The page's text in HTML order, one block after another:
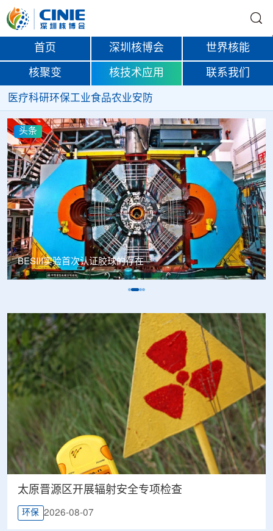
首页 深圳核博会 世界核能
核聚变 核技术应用 联系我们
医疗科研环保工业食品农业安防
头条
Thor Medical从AlphaOne首次交付高纯度钍-228，商业供货
启动
太原晋源区开展辐射安全专项检查
环保 2026-08-07